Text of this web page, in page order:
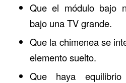
Que el módulo bajo
bajo una TV grande.
Que la chimenea se
elemento suelto.
Que haya